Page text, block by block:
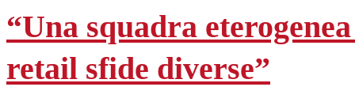
“Una squadra
retail sfide diverse”